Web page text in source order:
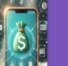
اسما کافی
افسانه سماوات
ال جی اسمیت